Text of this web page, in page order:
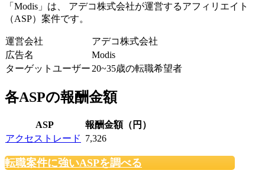
「Modis」は、 アデコ株式会社が運営するアフィリエイト
（ASP）案件です。
運営会社
アデコ株式会社
広告名
Modis
ターゲットユーザー 20~35歳の転職希望者
各ASPの報酬金額
ASP
報酬金額（円）
アクセストレード 7,326
転職案件に強いASPを調べる